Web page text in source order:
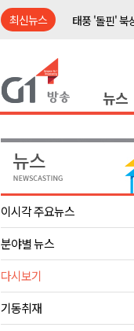
최신뉴스
태풍 '돌핀' 북
제43회 홍천
<강원랜드> 관
<강원랜드>
민선9기 양양
태풍 '돌핀' 북
강릉시, 민선9
횡성군, 광복절
뉴스
이시각 주요뉴스
분야별 뉴스
다시보기
기동취재